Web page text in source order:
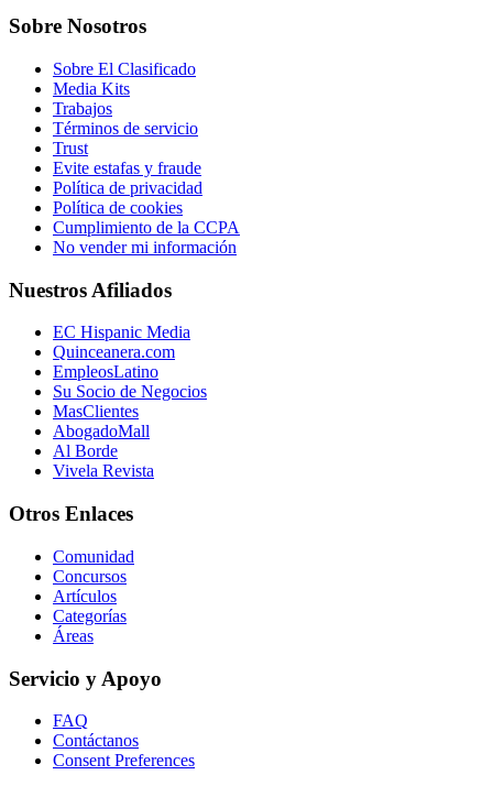
Sobre Nosotros
Sobre El Clasificado
Media Kits
Trabajos
Términos de servicio
Trust
Evite estafas y fraude
Política de privacidad
Política de cookies
Cumplimiento de la CCPA
No vender mi información
Nuestros Afiliados
EC Hispanic Media
Quinceanera.com
EmpleosLatino
Su Socio de Negocios
MasClientes
AbogadoMall
Al Borde
Vivela Revista
Otros Enlaces
Comunidad
Concursos
Artículos
Categorías
Áreas
Servicio y Apoyo
FAQ
Contáctanos
Consent Preferences